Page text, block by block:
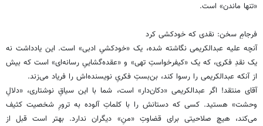
«تنها ماندن» است.
فرجامِ سخن: نقدی که خودکشی کرد
آنچه علیه عبدالکریمی نگاشته شده، یک «خودکشیِ ادبی» است. این یادداشت نه
یک نقدِ فکری، که یک «کیفرخواستِ تهی» و «عقده‌گشاییِ رسانه‌ای» است که بیش
از آنکه عبدالکریمی را رسوا کند، بن‌بستِ فکریِ نویسنده‌اش را فریاد می‌زند.
آقای منتقد! اگر عبدالکریمی «دکان‌دار» است، شما با این سیاقِ نوشتاری، «دلالِ
وحشت» هستید. کسی که دستانش را با کلماتِ آلوده به ترورِ شخصیت کثیف
می‌کند، هیچ صلاحیتی برای قضاوتِ «منِ» دیگران ندارد. بهتر است قبل از